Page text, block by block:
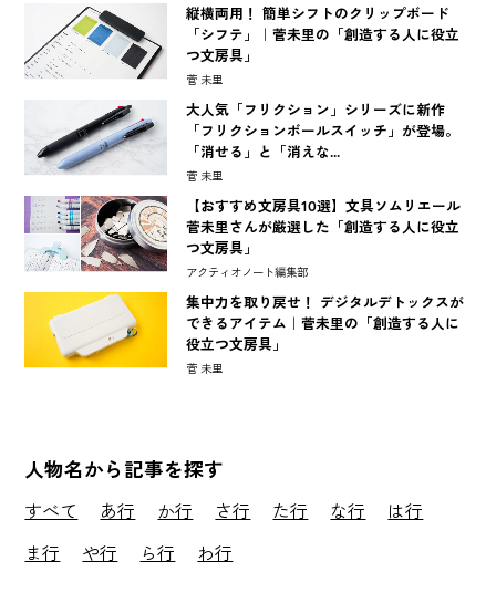
縦横両用！ 簡単シフトのクリップボード
「シフテ」｜菅未里の「創造する人に役立
つ文房具」
菅 未里
大人気「フリクション」シリーズに新作
「フリクションボールスイッチ」が登場。
「消せる」と「消えな...
菅 未里
【おすすめ文房具10選】文具ソムリエール
菅未里さんが厳選した「創造する人に役立
つ文房具」
アクティオノート編集部
集中力を取り戻せ！ デジタルデトックスが
できるアイテム｜菅未里の「創造する人に
役立つ文房具」
菅 未里
人物名から記事を探す
すべて あ行 か行 さ行 た行 な行
は行
ま行
や行 ら行 わ行